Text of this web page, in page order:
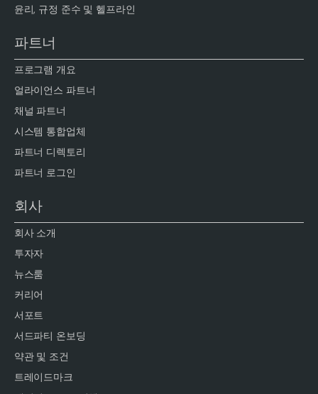
윤리, 규정 준수 및 헬프라인
파트너
프로그램 개요
얼라이언스 파트너
채널 파트너
시스템 통합업체
파트너 디렉토리
파트너 로그인
회사
회사 소개
투자자
뉴스룸
커리어
서포트
서드파티 온보딩
약관 및 조건
트레이드마크